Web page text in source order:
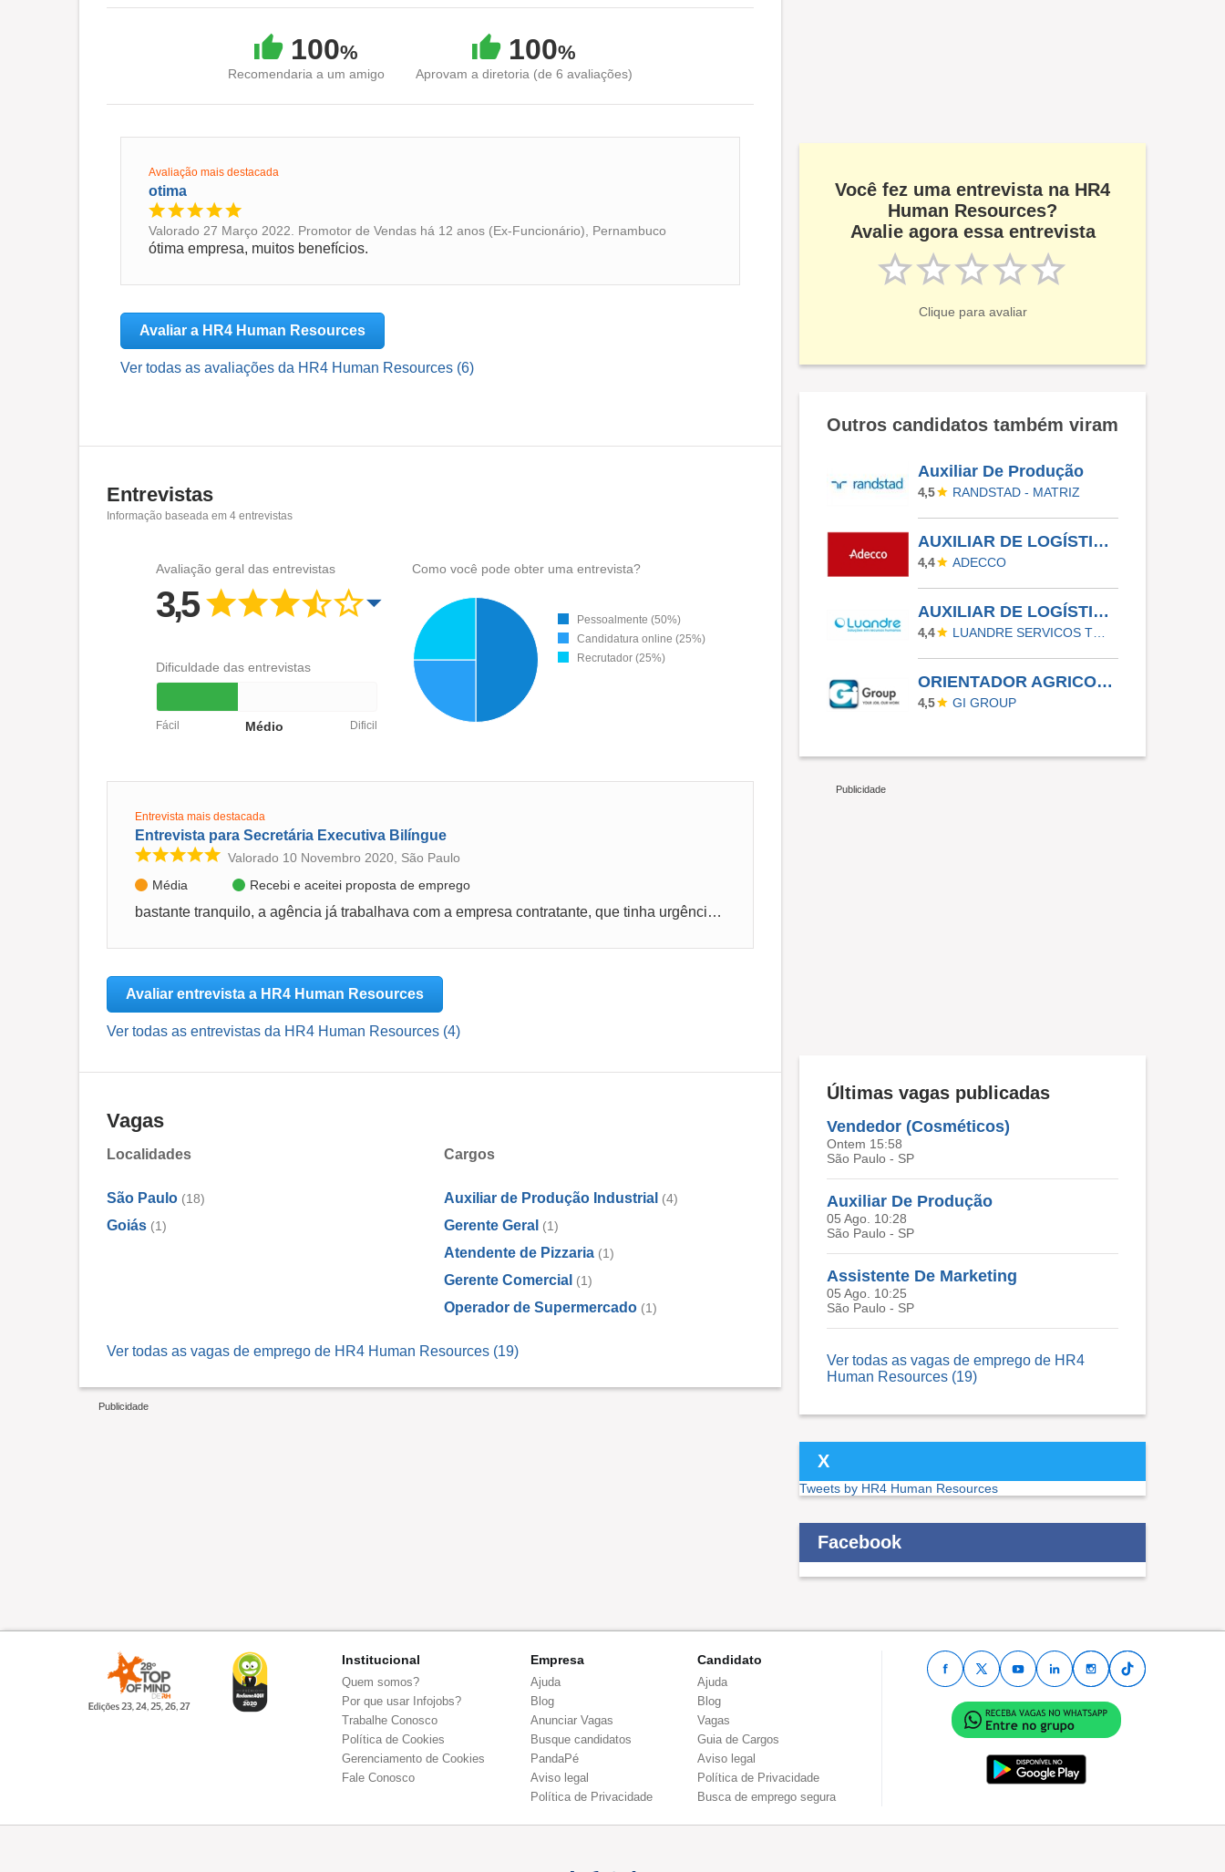
100%
Recomendaria a um amigo
100%
Aprovam a diretoria (de 6 avaliações)
Avaliação mais destacada
otima
Valorado 27 Março 2022. Promotor de Vendas há 12 anos (Ex-Funcionário), Pernambuco
ótima empresa, muitos benefícios.
Avaliar a HR4 Human Resources
Ver todas as avaliações da HR4 Human Resources (6)
Entrevistas
Informação baseada em 4 entrevistas
Avaliação geral das entrevistas
3,5
Dificuldade das entrevistas
Fácil Médio Dificil
Como você pode obter uma entrevista?
Pessoalmente (50%)
Candidatura online (25%)
Recrutador (25%)
Entrevista mais destacada
Entrevista para Secretária Executiva Bilíngue
Valorado 10 Novembro 2020, São Paulo
Média
Recebi e aceitei proposta de emprego
bastante tranquilo, a agência já trabalhava com a empresa contratante, que tinha urgência por ser vaga confidencial
Avaliar entrevista a HR4 Human Resources
Ver todas as entrevistas da HR4 Human Resources (4)
Vagas
Localidades
São Paulo (18)
Goiás (1)
Cargos
Auxiliar de Produção Industrial (4)
Gerente Geral (1)
Atendente de Pizzaria (1)
Gerente Comercial (1)
Operador de Supermercado (1)
Ver todas as vagas de emprego de HR4 Human Resources (19)
Você fez uma entrevista na HR4
Human Resources?
Avalie agora essa entrevista
Clique para avaliar
Outros candidatos também viram
Auxiliar De Produção
4,5 RANDSTAD - MATRIZ
AUXILIAR DE LOGÍSTICA - NOVA SANTA RITA/RS
4,4 ADECCO
AUXILIAR DE LOGÍSTICA - GUARULHOS
4,4
ORIENTADOR AGRICOLA II - Orleans SC (1042-11765823)
4,5 GI GROUP
Últimas vagas publicadas
Vendedor (Cosméticos)
Ontem 15:58
São Paulo - SP
Auxiliar De Produção
05 Ago. 10:28
São Paulo - SP
Assistente De Marketing
05 Ago. 10:25
São Paulo - SP
Ver todas as vagas de emprego de HR4
Human Resources (19)
X
Tweets by HR4 Human Resources
Facebook
Institucional
Quem somos?
Por que usar Infojobs?
Trabalhe Conosco
Política de Cookies
Gerenciamento de Cookies
Fale Conosco
Empresa
Ajuda
Blog
Anunciar Vagas
Busque candidatos
PandaPé
Aviso legal
Política de Privacidade
Candidato
Ajuda
Blog
Vagas
Guia de Cargos
Aviso legal
Política de Privacidade
Busca de emprego segura